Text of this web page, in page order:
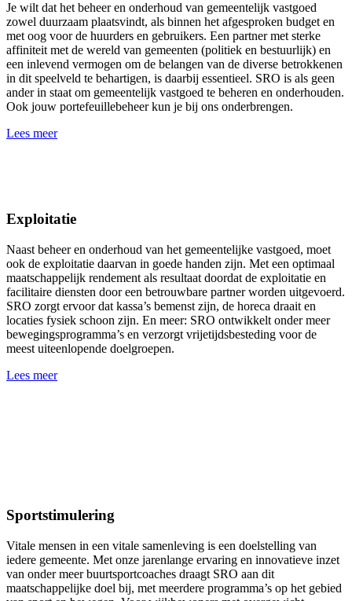
Je wilt dat het beheer en onderhoud van gemeentelijk vastgoed
zowel duurzaam plaatsvindt, als binnen het afgesproken budget en
met oog voor de huurders en gebruikers. Een partner met sterke
affiniteit met de wereld van gemeenten (politiek en bestuurlijk) en
een inlevend vermogen om de belangen van de diverse betrokkenen
in dit speelveld te behartigen, is daarbij essentieel. SRO is als geen
ander in staat om gemeentelijk vastgoed te beheren en onderhouden.
Ook jouw portefeuillebeheer kun je bij ons onderbrengen.
Lees meer
Exploitatie
Naast beheer en onderhoud van het gemeentelijke vastgoed, moet
ook de exploitatie daarvan in goede handen zijn. Met een optimaal
maatschappelijk rendement als resultaat doordat de exploitatie en
facilitaire diensten door een betrouwbare partner worden uitgevoerd.
SRO zorgt ervoor dat kassa’s bemenst zijn, de horeca draait en
locaties fysiek schoon zijn. En meer: SRO ontwikkelt onder meer
bewegingsprogramma’s en verzorgt vrijetijdsbesteding voor de
meest uiteenlopende doelgroepen.
Lees meer
Sportstimulering
Vitale mensen in een vitale samenleving is een doelstelling van
iedere gemeente. Met onze jarenlange ervaring en innovatieve inzet
van onder meer buurtsportcoaches draagt SRO aan dit
maatschappelijke doel bij, met meerdere programma’s op het gebied